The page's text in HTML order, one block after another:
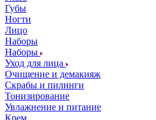
Губы
Ногти
Лицо
Наборы
Наборы
Уход для лица
Очищение и демакияж
Скрабы и пилинги
Тонизирование
Увлажнение и питание